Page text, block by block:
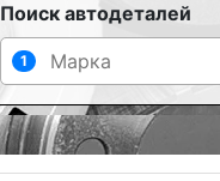
Поиск автодеталей
1